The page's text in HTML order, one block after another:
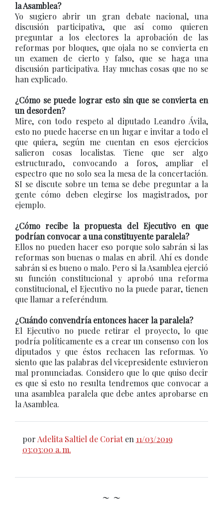
la Asamblea?
Yo sugiero abrir un gran debate nacional, una
discusión participativa, que así como quieren
preguntar a los electores la aprobación de las
reformas por bloques, que ojala no se convierta en
un examen de cierto y falso, que se haga una
discusión participativa. Hay muchas cosas que no se
han explicado.
¿Cómo se puede lograr esto sin que se convierta en
un desorden?
Mire, con todo respeto al diputado Leandro Ávila,
esto no puede hacerse en un lugar e invitar a todo el
que quiera, según me cuentan en esos ejercicios
salieron cosas localistas. Tiene que ser algo
estructurado, convocando a foros, ampliar el
espectro que no solo sea la mesa de la concertación.
SI se discute sobre un tema se debe preguntar a la
gente cómo deben elegirse los magistrados, por
ejemplo.
¿Cómo recibe la propuesta del Ejecutivo en que
podrían convocar a una constituyente paralela?
Ellos no pueden hacer eso porque solo sabrán si las
reformas son buenas o malas en abril. Ahí es donde
sabrán si es bueno o malo. Pero si la Asamblea ejerció
su función constitucional y aprobó una reforma
constitucional, el Ejecutivo no la puede parar, tienen
que llamar a referéndum.
¿Cuándo convendría entonces hacer la paralela?
El Ejecutivo no puede retirar el proyecto, lo que
podría políticamente es a crear un consenso con los
diputados y que éstos rechacen las reformas. Yo
siento que las palabras del vicepresidente estuvieron
mal pronunciadas. Considero que lo que quiso decir
es que si esto no resulta tendremos que convocar a
una asamblea paralela que debe antes aprobarse en
la Asamblea.
por Adelita Saltiel de Coriat en 11/03/2019
03:03:00 a. m.
~ ~